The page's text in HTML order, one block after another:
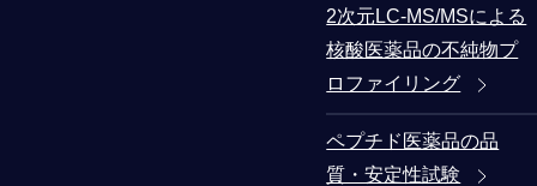
2次元LC-MS/MSによる
核酸医薬品の不純物プ
ロファイリング
ペプチド医薬品の品
質・安定性試験